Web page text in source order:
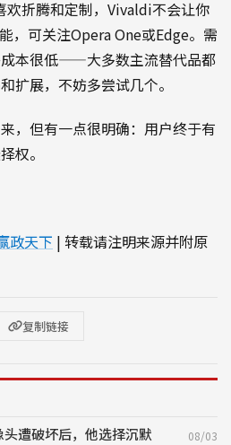
欢折腾和定制，Vivaldi不会让你
，可关注Opera One或Edge。需
本很低——大多数主流替代品都
扩展，不妨多尝试几个。
，但有一点很明确：用户终于有
权。
政天下 | 转载请注明来源并附原
复制链接
遭破坏后，他选择沉默 08/03